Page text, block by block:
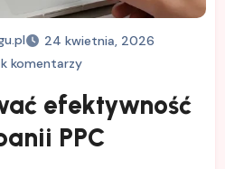
24 kwietnia, 2026
komentarzy
efektywność
PPC